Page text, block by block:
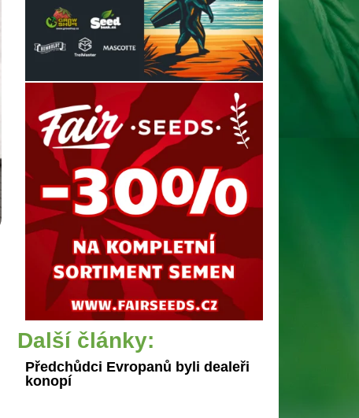
Další články:
Předchůdci Evropanů byli dealeři
konopí